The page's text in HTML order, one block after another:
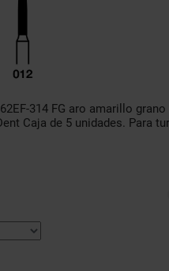
314 FG aro amarillo
Caja de 5 unidades. Para